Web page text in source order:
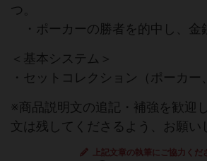
つ。
・ポーカーの勝者を的中し、金
＜基本システム＞
・セットコレクション（ポーカー
※商品説明文の追記・補強を歓迎
文は残してくださるよう、お願い
上記文章の執筆にご協力くだ